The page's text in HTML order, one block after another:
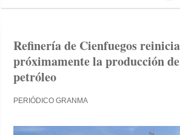
Refinería de Cienfuegos
próximamente la producción
petróleo
PERIÓDICO GRANMA